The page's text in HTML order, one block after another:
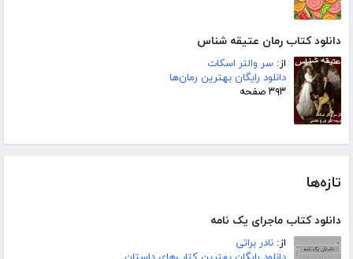
دانلود کتاب رمان عتیقه شناس
از: سر والتر اسکات
دانلود رایگان بهترین رمان‌ها
۳۹۳ صفحه
تازه‌ها
دانلود کتاب ماجرای یک نامه
از: نادر براتی